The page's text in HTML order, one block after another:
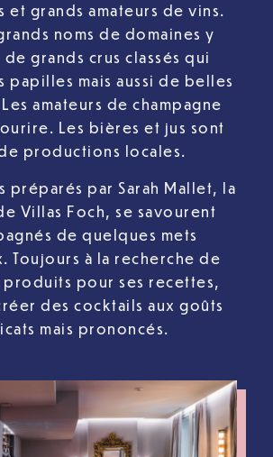
et grands amateurs de vins.
noms de domaines y
grands crus classés qui
papilles mais aussi de belles
amateurs de champagne
Les bières et jus sont
productions locales.
préparés par Sarah Mallet, la
Villas Foch, se savourent
de quelques mets
Toujours à la recherche de
produits pour ses recettes,
des cocktails aux goûts
mais prononcés.